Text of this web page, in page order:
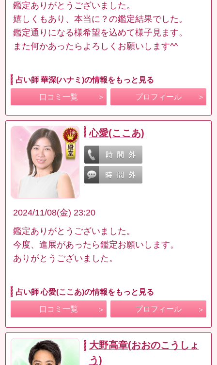
鑑定ありがとうございました。
嬉しくもあり、本当に？の鑑定結果でした。
鑑定通りになる様希望を込めて様子見ます。
また何かあったらよろしくお願いします^^
占い師 華深(ハナミ)の情報をもっと見る
口コミ一覧 プロフィール
心愛(ここあ)
2024/11/08(金) 23:20
鑑定ありがとうございました。
今度、進展があったら鑑定お願いします。
ありがとうございました。
占い師 心愛(ここあ)の情報をもっと見る
口コミ一覧 プロフィール
大野高章(おおのこうしょ
う)